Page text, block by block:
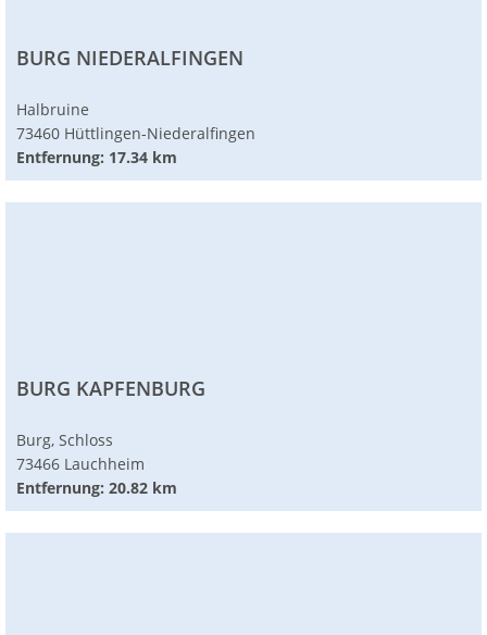
BURG NIEDERALFINGEN
Halbruine
73460 Hüttlingen-Niederalfingen
Entfernung: 17.34 km
BURG KAPFENBURG
Burg, Schloss
73466 Lauchheim
Entfernung: 20.82 km